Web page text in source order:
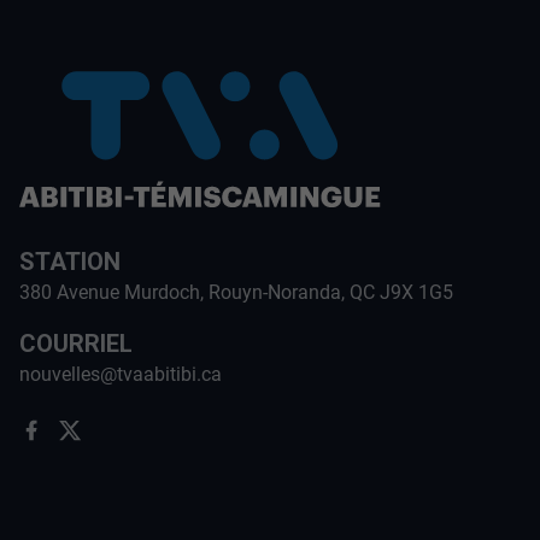
STATION
380 Avenue Murdoch, Rouyn-Noranda, QC J9X 1G5
COURRIEL
nouvelles@tvaabitibi.ca